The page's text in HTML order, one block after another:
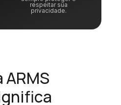
respeitar sua
privacidade.
ARMS